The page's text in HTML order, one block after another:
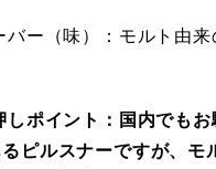
ー（味）：モルト由来
ポイント：国内でもお
ピルスナーですが、モ